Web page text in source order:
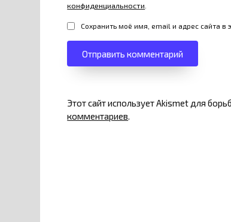
конфиденциальности
Сохранить моё имя, email и адрес сайта
Этот сайт использует Akismet для
комментариев.